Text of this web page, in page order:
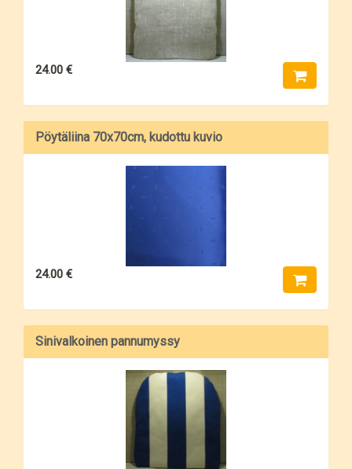
24.00 €
Pöytäliina 70x70cm, kudottu kuvio
24.00 €
Sinivalkoinen pannumyssy